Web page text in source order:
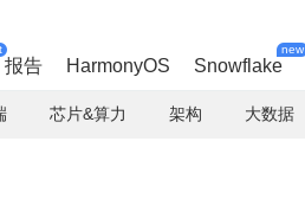
报告 HarmonyOS Snowflake
new
芯片&算力 架构 大数据